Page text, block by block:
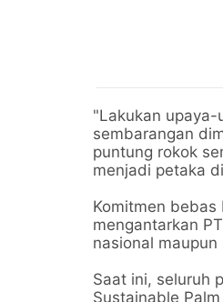
"Lakukan upaya-
sembarangan
puntung rokok
menjadi petaka
Komitmen
mengantarkan
nasional
Saat ini, seluruh
Sustainable